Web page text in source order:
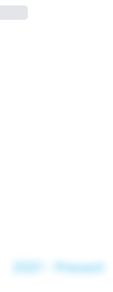
2021 - Present